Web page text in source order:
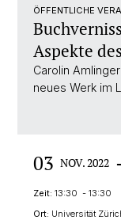
ÖFFENTLICHE
Aspekte
Carolin
neues Werk im
03 NOV. 2022
Zeit: 13:30 - 13:30
Ort: Universität